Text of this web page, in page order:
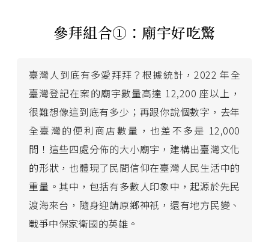
參拜組合①：廟宇好吃驚
臺灣人到底有多愛拜拜？根據統計，2022 年全
臺灣登記在案的廟宇數量高達 12,200 座以上，
很難想像這到底有多少；再跟你說個數字，去年
全臺灣的便利商店數量，也差不多是 12,000
間！這些四處分佈的大小廟宇，建構出臺灣文化
的形狀，也體現了民間信仰在臺灣人民生活中的
重量。其中，包括有多數人印象中，起源於先民
渡海來台，隨身迎請原鄉神祇，還有地方民變、
戰爭中保家衛國的英雄。